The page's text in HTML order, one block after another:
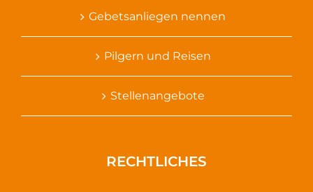
Gebetsanliegen nennen
Pilgern und Reisen
Stellenangebote
RECHTLICHES